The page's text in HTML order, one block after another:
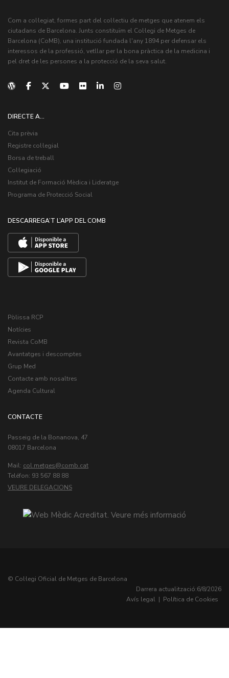
Com a col·legiat, formes part del col·lectiu de metges que atenem els
ciutadans de Barcelona. Junts constituïm el Col·legi de Metges de
Barcelona (CoMB), una institució fundada l'any 1894 per defensar els
interessos de la professió, vetllar per la bona pràctica de la medicina i
pel dret de les persones a la protecció de la seva salut.
DIRECTE A...
Cita prèvia
Registre col·legial
Borsa de treball
Col·legiació
Institut de Formació Mèdica i Lideratge
Programa de Protecció Social
DESCARREGA’T L’APP DEL COMB
Pòlissa RCP
Notícies
Revista CoMB
Avantatges i descomptes
Grup Med
Contacte amb nosaltres
Agenda Cultural
CONTACTE
Passeig de la Bonanova, 47
08017 Barcelona
Mail: col.metges
Teléfon: 93 567 88 88
VEURE DELEGACIONS
© Col·legi Oficial de Metges de Barcelona
Darrera actualització:6/8/2026
Avís legal | Política de Cookies